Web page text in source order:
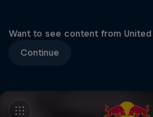
Want to see content from
Continue